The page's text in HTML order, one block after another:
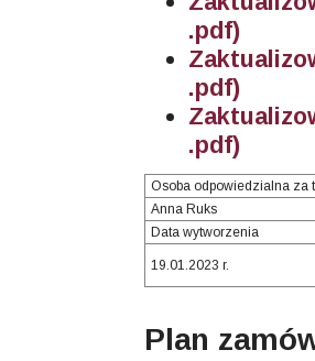
.pdf)
.pdf)
.pdf)
Osoba odpowiedzialna za
Anna Ruks
Data wytworzenia
19.01.2023 r.
Plan